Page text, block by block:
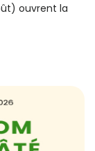
ouvrent la